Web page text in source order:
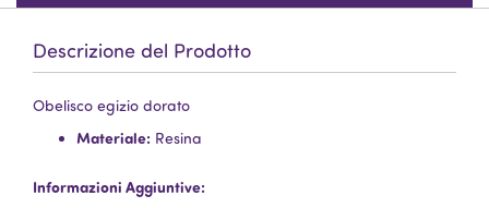
Descrizione del Prodotto
Obelisco egizio dorato
Materiale: Resina
Informazioni Aggiuntive: